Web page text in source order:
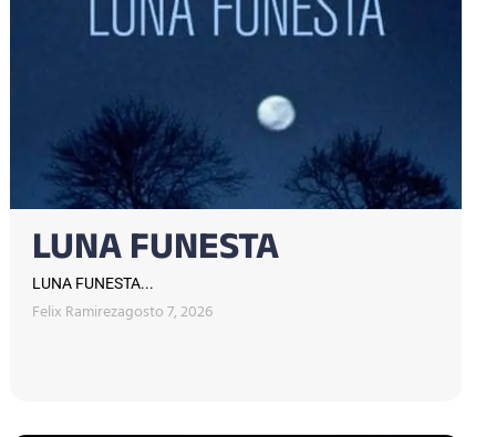
LUNA FUNESTA
LUNA FUNESTA...
Felix Ramirezagosto 7, 2026